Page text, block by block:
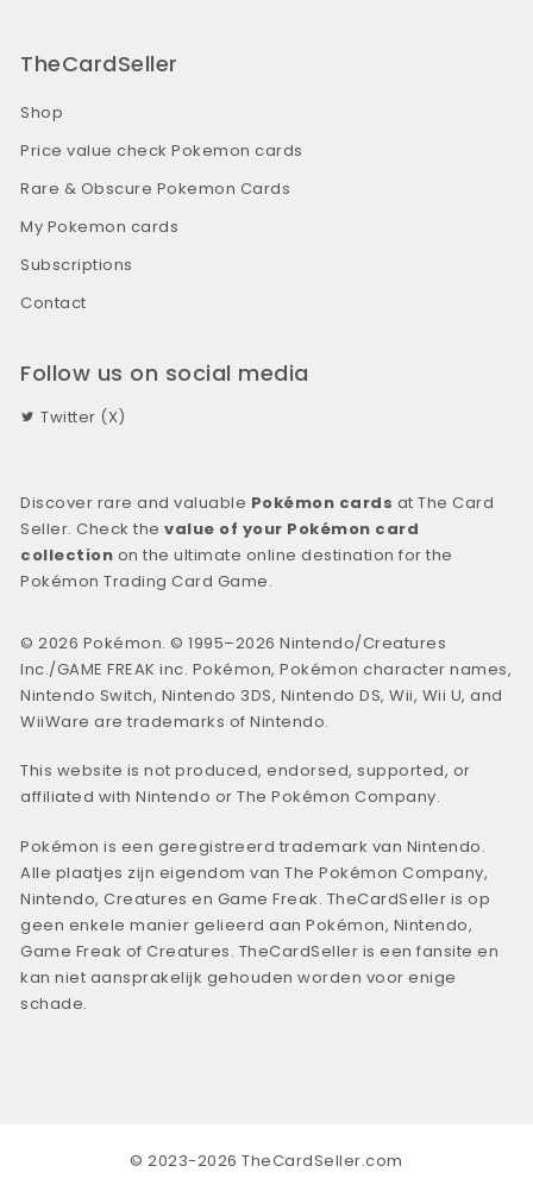
TheCardSeller
Shop
Price value check Pokemon cards
Rare & Obscure Pokemon Cards
My Pokemon cards
Subscriptions
Contact
Follow us on social media
Twitter (X)
Discover rare and valuable Pokémon cards at The Card
Seller. Check thevalue of your Pokémon card
collection on the ultimate online destination for the
Pokémon Trading Card Game.
© 2026 Pokémon. © 1995–2026 Nintendo/Creatures
Inc./GAME FREAK inc. Pokémon, Pokémon character names,
Nintendo Switch, Nintendo 3DS, Nintendo DS, Wii, Wii U, and
WiiWare are trademarks of Nintendo.
This website is not produced, endorsed, supported, or
affiliated with Nintendo or The Pokémon Company.
Pokémon is een geregistreerd trademark van Nintendo.
Alle plaatjes zijn eigendom van The Pokémon Company,
Nintendo, Creatures en Game Freak. TheCardSeller is op
geen enkele manier gelieerd aan Pokémon, Nintendo,
Game Freak of Creatures. TheCardSeller is een fansite en
kan niet aansprakelijk gehouden worden voor enige
schade.
© 2023-2026 TheCardSeller.com